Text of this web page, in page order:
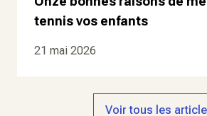
tennis vos enfants
21 mai 2026
Voir tous les